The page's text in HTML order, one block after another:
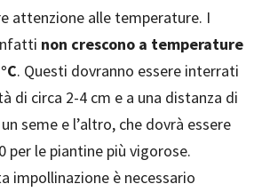
attenzione alle temperature. I
non crescono a temperature
. Questi dovranno essere interrati
di circa 2-4 cm e a una distanza di
seme e l’altro, che dovrà essere
per le piantine più vigorose.
impollinazione è necessario